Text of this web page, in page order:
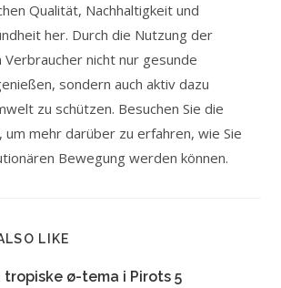
Qualität, Nachhaltigkeit und
her. Durch die Nutzung der
nicht nur gesunde
sondern auch aktiv dazu
zu schützen. Besuchen Sie die
, um mehr darüber zu erfahren, wie Sie
Bewegung werden können.
LIKE
tropiske ø-tema i Pirots 5